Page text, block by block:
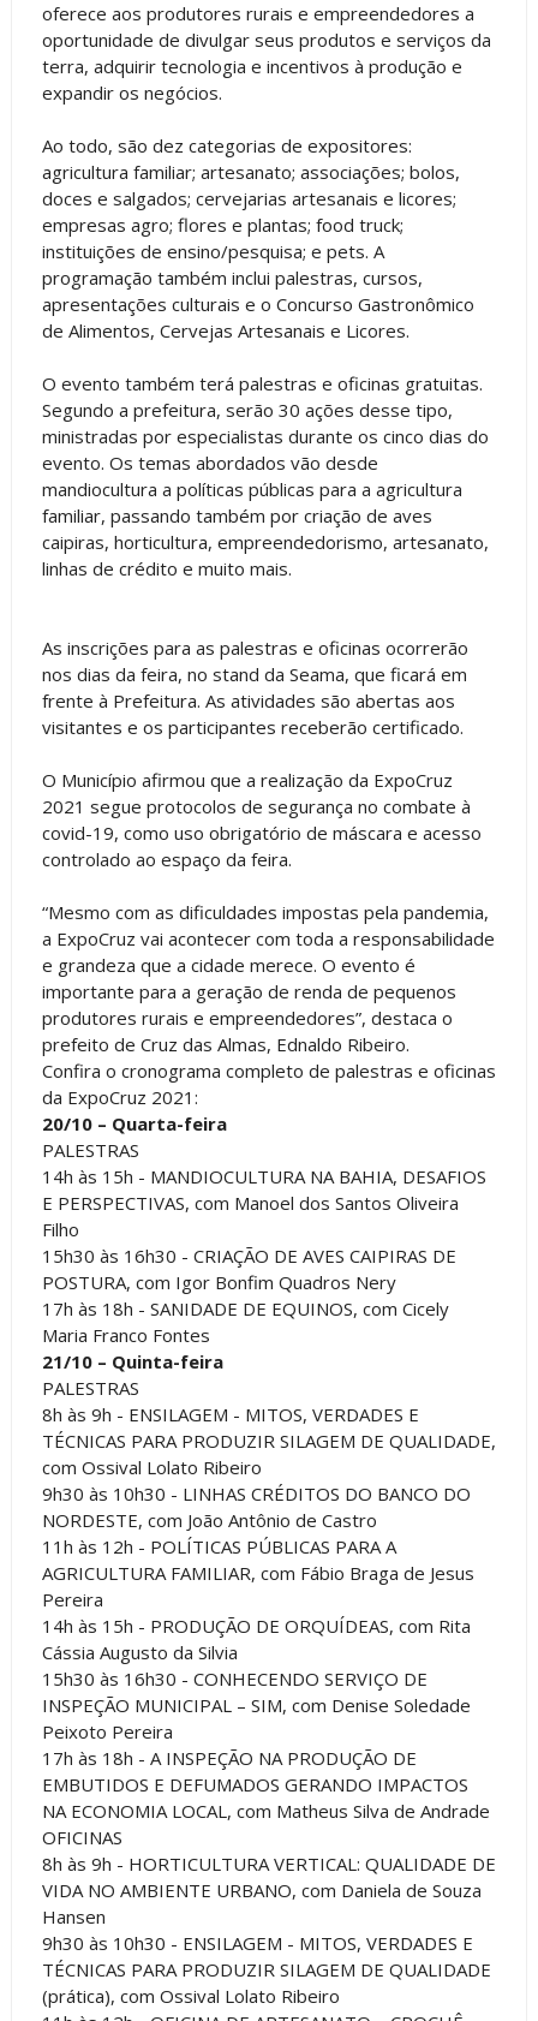
oferece aos produtores rurais e empreendedores a
oportunidade de divulgar seus produtos e serviços da
terra, adquirir tecnologia e incentivos à produção e
expandir os negócios.
Ao todo, são dez categorias de expositores:
agricultura familiar; artesanato; associações; bolos,
doces e salgados; cervejarias artesanais e licores;
empresas agro; flores e plantas; food truck;
instituições de ensino/pesquisa; e pets. A
programação também inclui palestras, cursos,
apresentações culturais e o Concurso Gastronômico
de Alimentos, Cervejas Artesanais e Licores.
O evento também terá palestras e oficinas gratuitas.
Segundo a prefeitura, serão 30 ações desse tipo,
ministradas por especialistas durante os cinco dias do
evento. Os temas abordados vão desde
mandiocultura a políticas públicas para a agricultura
familiar, passando também por criação de aves
caipiras, horticultura, empreendedorismo, artesanato,
linhas de crédito e muito mais.
As inscrições para as palestras e oficinas ocorrerão
nos dias da feira, no stand da Seama, que ficará em
frente à Prefeitura. As atividades são abertas aos
visitantes e os participantes receberão certificado.
O Município afirmou que a realização da ExpoCruz
2021 segue protocolos de segurança no combate à
covid-19, como uso obrigatório de máscara e acesso
controlado ao espaço da feira.
“Mesmo com as dificuldades impostas pela pandemia,
a ExpoCruz vai acontecer com toda a responsabilidade
e grandeza que a cidade merece. O evento é
importante para a geração de renda de pequenos
produtores rurais e empreendedores”, destaca o
prefeito de Cruz das Almas, Ednaldo Ribeiro.
Confira o cronograma completo de palestras e oficinas
da ExpoCruz 2021:
20/10 – Quarta-feira
PALESTRAS
14h às 15h - MANDIOCULTURA NA BAHIA, DESAFIOS
E PERSPECTIVAS, com Manoel dos Santos Oliveira
Filho
15h30 às 16h30 - CRIAÇÃO DE AVES CAIPIRAS DE
POSTURA, com Igor Bonfim Quadros Nery
17h às 18h - SANIDADE DE EQUINOS, com Cicely
Maria Franco Fontes
21/10 – Quinta-feira
PALESTRAS
8h às 9h - ENSILAGEM - MITOS, VERDADES E
TÉCNICAS PARA PRODUZIR SILAGEM DE QUALIDADE,
com Ossival Lolato Ribeiro
9h30 às 10h30 - LINHAS CRÉDITOS DO BANCO DO
NORDESTE, com João Antônio de Castro
11h às 12h - POLÍTICAS PÚBLICAS PARA A
AGRICULTURA FAMILIAR, com Fábio Braga de Jesus
Pereira
14h às 15h - PRODUÇÃO DE ORQUÍDEAS, com Rita
Cássia Augusto da Silvia
15h30 às 16h30 - CONHECENDO SERVIÇO DE
INSPEÇÃO MUNICIPAL – SIM, com Denise Soledade
Peixoto Pereira
17h às 18h - A INSPEÇÃO NA PRODUÇÃO DE
EMBUTIDOS E DEFUMADOS GERANDO IMPACTOS
NA ECONOMIA LOCAL, com Matheus Silva de Andrade
OFICINAS
8h às 9h - HORTICULTURA VERTICAL: QUALIDADE DE
VIDA NO AMBIENTE URBANO, com Daniela de Souza
Hansen
9h30 às 10h30 - ENSILAGEM - MITOS, VERDADES E
TÉCNICAS PARA PRODUZIR SILAGEM DE QUALIDADE
(prática), com Ossival Lolato Ribeiro